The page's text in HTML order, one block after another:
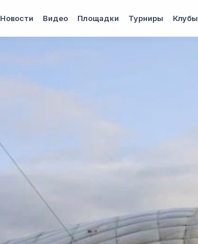
Новости Видео Площадки Турниры Клубы